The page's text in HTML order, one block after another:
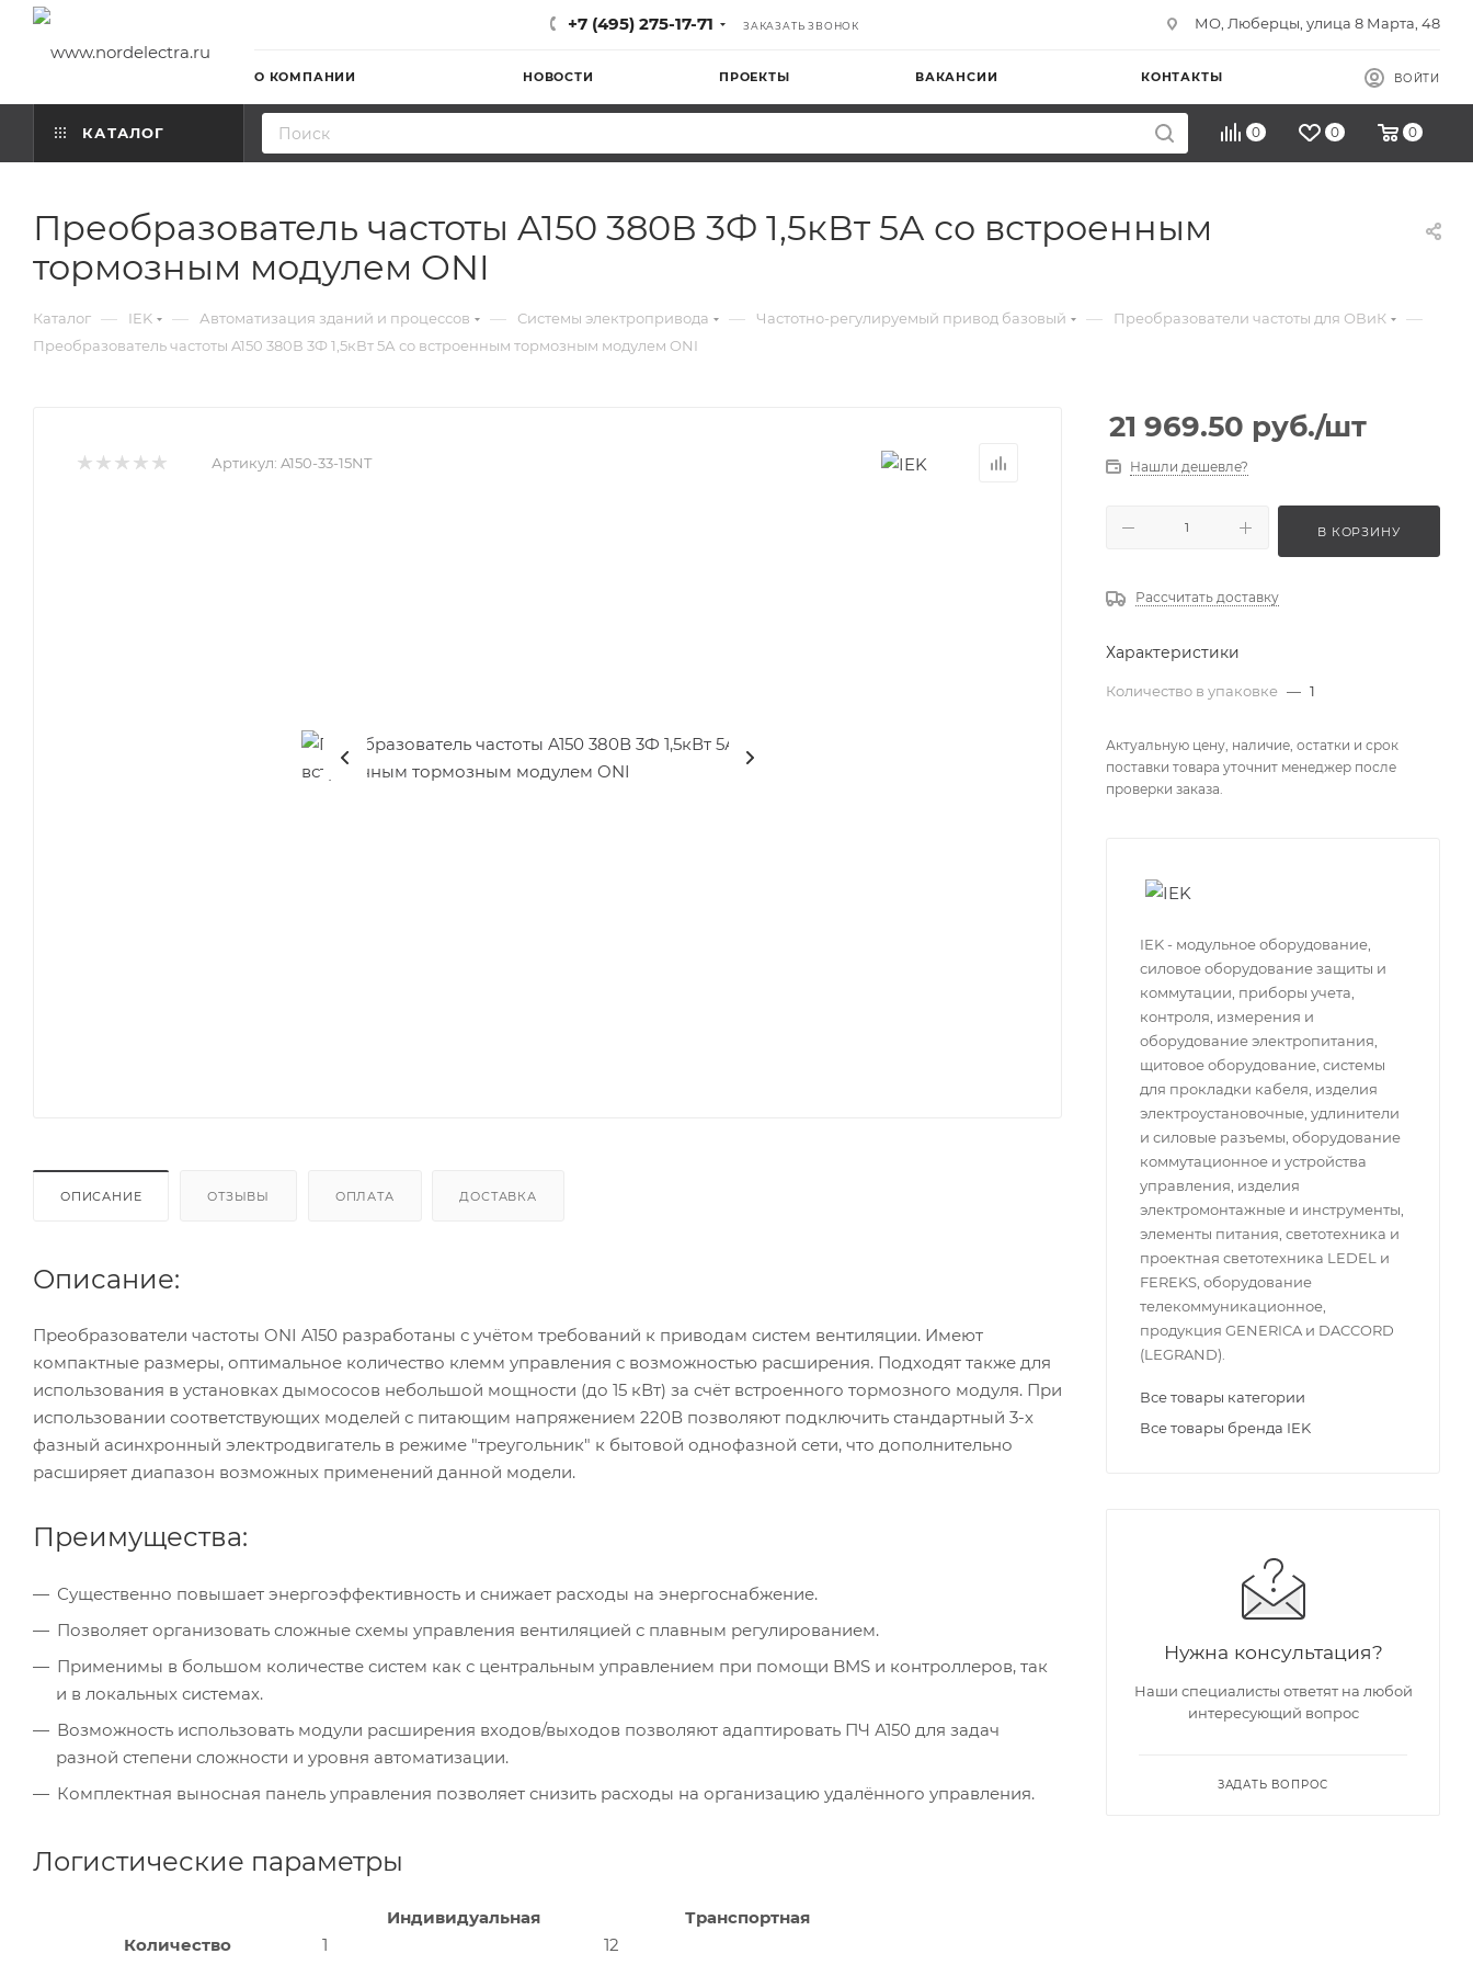
+7 (495) 275-17-71 ЗАКАЗАТЬ ЗВОНОК МО, Люберцы, улица 8 Марта, 48
О КОМПАНИИ НОВОСТИ ПРОЕКТЫ ВАКАНСИИ КОНТАКТЫ ВОЙТИ
КАТАЛОГ 0 0 0
Преобразователь частоты A150 380В 3Ф 1,5кВт 5А со встроенным
тормозным модулем ONI
Каталог — IEK — Автоматизация зданий и процессов — Системы электропривода — Частотно-регулируемый привод базовый — Преобразователи частоты для ОВиК —
Преобразователь частоты A150 380В 3Ф 1,5кВт 5А со встроенным тормозным модулем ONI
Артикул: A150-33-15NT
ОПИСАНИЕ ОТЗЫВЫ ОПЛАТА ДОСТАВКА
Описание:
Преобразователи частоты ONI A150 разработаны с учётом требований к приводам систем вентиляции. Имеют
компактные размеры, оптимальное количество клемм управления с возможностью расширения. Подходят также для
использования в установках дымососов небольшой мощности (до 15 кВт) за счёт встроенного тормозного модуля. При
использовании соответствующих моделей с питающим напряжением 220В позволяют подключить стандартный 3-х
фазный асинхронный электродвигатель в режиме "треугольник" к бытовой однофазной сети, что дополнительно
расширяет диапазон возможных применений данной модели.
Преимущества:
Существенно повышает энергоэффективность и снижает расходы на энергоснабжение.
Позволяет организовать сложные схемы управления вентиляцией с плавным регулированием.
Применимы в большом количестве систем как с центральным управлением при помощи BMS и контроллеров, так
и в локальных системах.
Возможность использовать модули расширения входов/выходов позволяют адаптировать ПЧ А150 для задач
разной степени сложности и уровня автоматизации.
Комплектная выносная панель управления позволяет снизить расходы на организацию удалённого управления.
Логистические параметры
Индивидуальная
Транспортная
Количество
1
12
21 969.50 руб./шт
Нашли дешевле?
В КОРЗИНУ
Рассчитать доставку
Характеристики
Количество в упаковке — 1
Актуальную цену, наличие, остатки и срок
поставки товара уточнит менеджер после
проверки заказа.
IEK - модульное оборудование,
силовое оборудование защиты и
коммутации, приборы учета,
контроля, измерения и
оборудование электропитания,
щитовое оборудование, системы
для прокладки кабеля, изделия
электроустановочные, удлинители
и силовые разъемы, оборудование
коммутационное и устройства
управления, изделия
электромонтажные и инструменты,
элементы питания, светотехника и
проектная светотехника LEDEL и
FEREKS, оборудование
телекоммуникационное,
продукция GENERICA и DACCORD
(LEGRAND).
Все товары категории
Все товары бренда IEK
Нужна консультация?
Наши специалисты ответят на любой
интересующий вопрос
ЗАДАТЬ ВОПРОС